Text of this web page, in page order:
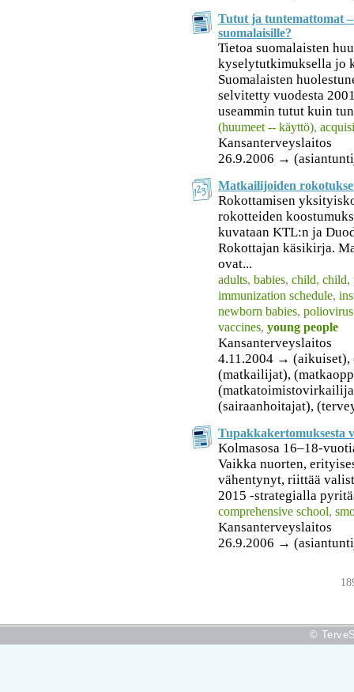
Tutut ja tuntemattomat
suomalaisille?
Tietoa suomalaisten
kyselytutkimuksella jo
Suomalaisten
selvitetty vuodesta
useammin tutut kuin
(huumeet -- käyttö),
Kansanterveyslaitos
26.9.2006 →
Matkailijoiden
Rokottamisen
rokotteiden
kuvataan KTL:n ja
Rokottajan käsikirja.
ovat...
adults, babies, child, child,
immunization schedule,
newborn babies,
vaccines, young people
Kansanterveyslaitos
4.11.2004 → (aikuiset),
(matkailijat),
(sairaanhoitajat),
Tupakkakertomuksesta
Kolmasosa 16–18-
Vaikka nuorten,
vähentynyt, riittää
2015 -strategialla
comprehensive school,
Kansanterveyslaitos
26.9.2006 →
©